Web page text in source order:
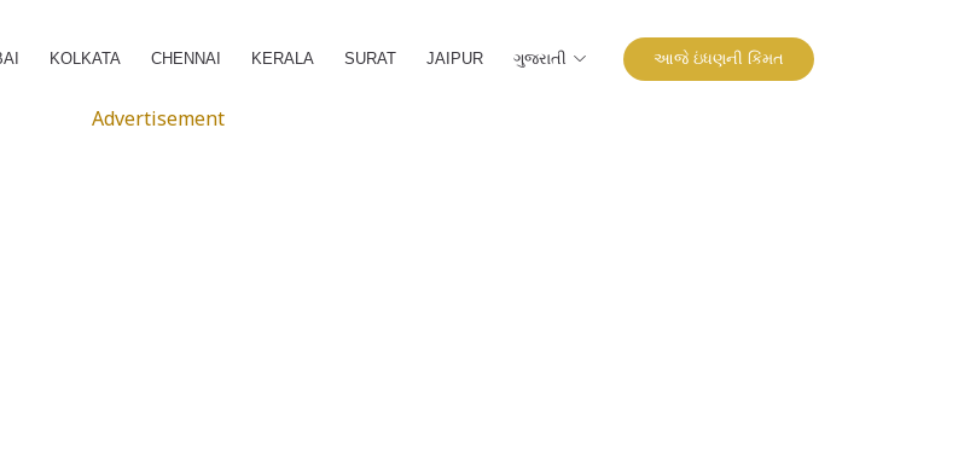
KOLKATA CHENNAI KERALA SURAT JAIPUR ગુજરાતી આજે ઇંધણની કિંમત
Advertisement